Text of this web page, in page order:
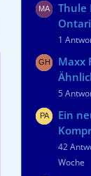
Thule
1
Maxx
5
Ein
42
Woche